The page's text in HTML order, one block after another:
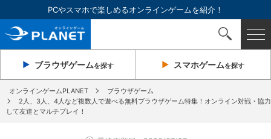
PCやスマホで楽しめるオンラインゲームを紹介！
ブラウザゲームを探す スマホゲームを探す
オンラインゲームPLANET
ブラウザゲーム
2人、3人、4人など複数人で遊べる無料ブラウザゲーム特集！オンライン対戦・協力
して友達とマルチプレイ！